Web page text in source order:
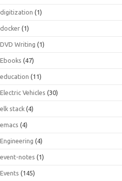
digitization (1)
docker (1)
DVD Writing (1)
Ebooks (47)
education (11)
Electric Vehicles (30)
elk stack (4)
emacs (4)
Engineering (4)
event-notes (1)
Events (145)